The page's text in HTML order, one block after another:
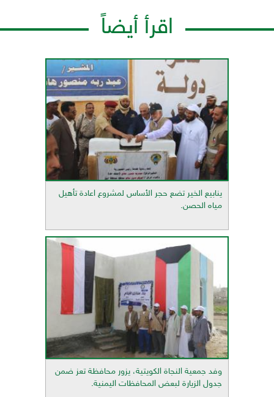
اقرأ أيضاً
ينابيع الخير تضع حجر الأساس لمشروع اعادة تأهيل
مياه الحصن.
وفد جمعية النجاة الكويتية، يزور محافظة تعز ضمن
جدول الزيارة لبعض المحافظات اليمنية.